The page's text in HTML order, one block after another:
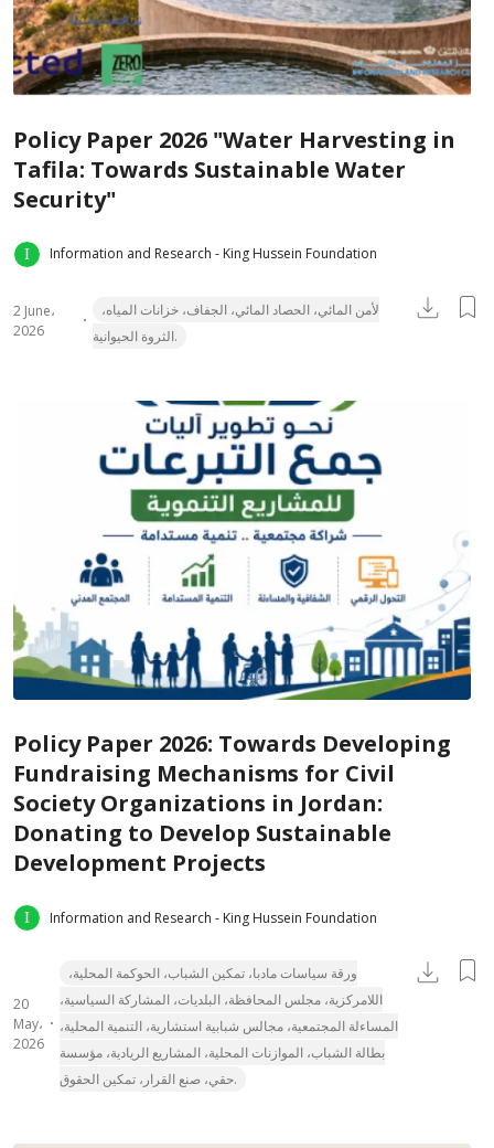
Policy Paper 2026 "Water Harvesting in
Tafila: Towards Sustainable Water
Security"
Information and Research - King Hussein Foundation
2 June،
2026
لأمن المائي، الحصاد المائي، الجفاف، خزانات المياه،
الثروة الحيوانية.
Policy Paper 2026: Towards Developing
Fundraising Mechanisms for Civil
Society Organizations in Jordan:
Donating to Develop Sustainable
Development Projects
Information and Research - King Hussein Foundation
20
May،
2026
ورقة سياسات مادبا، تمكين الشباب، الحوكمة المحلية،
اللامركزية، مجلس المحافظة، البلديات، المشاركة السياسية،
المساءلة المجتمعية، مجالس شبابية استشارية، التنمية المحلية،
بطالة الشباب، الموازنات المحلية، المشاريع الريادية، مؤسسة
حقي، صنع القرار، تمكين الحقوق.